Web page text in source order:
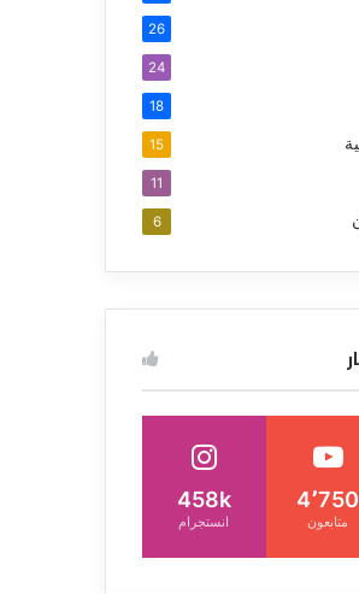
26
24
18
15
11
6
4٬750
متابعون
458k
انستجرام